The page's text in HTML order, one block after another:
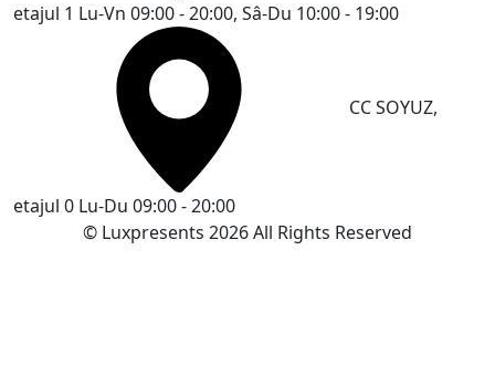
etajul 1 Lu-Vn 09:00 - 20:00, Sâ-Du 10:00 - 19:00
CC SOYUZ,
etajul 0 Lu-Du 09:00 - 20:00
© Luxpresents 2026 All Rights Reserved